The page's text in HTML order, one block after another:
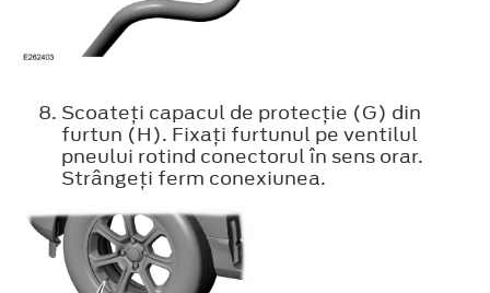
Scoateţi capacul de protecţie (G) din
furtun (H). Fixaţi furtunul pe ventilul
pneului rotind conectorul în sens orar.
Strângeţi ferm conexiunea.